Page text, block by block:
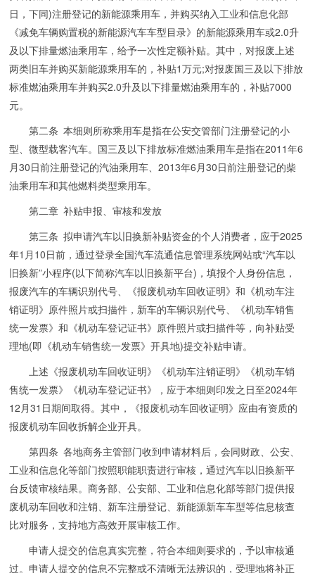
日，下同)注册登记的新能源乘用车，并购买纳入工业和信息化部
《减免车辆购置税的新能源汽车车型目录》的新能源乘用车或2.0升
及以下排量燃油乘用车，给予一次性定额补贴。其中，对报废上述
两类旧车并购买新能源乘用车的，补贴1万元;对报废国三及以下排放
标准燃油乘用车并购买2.0升及以下排量燃油乘用车的，补贴7000
元。
第二条 本细则所称乘用车是指在公安交管部门注册登记的小
型、微型载客汽车。国三及以下排放标准燃油乘用车是指在2011年6
月30日前注册登记的汽油乘用车、2013年6月30日前注册登记的柴
油乘用车和其他燃料类型乘用车。
第二章 补贴申报、审核和发放
第三条 拟申请汽车以旧换新补贴资金的个人消费者，应于2025
年1月10日前，通过登录全国汽车流通信息管理系统网站或“汽车以
旧换新”小程序(以下简称汽车以旧换新平台)，填报个人身份信息，
报废汽车的车辆识别代号、《报废机动车回收证明》和《机动车注
销证明》原件照片或扫描件，新车的车辆识别代号、《机动车销售
统一发票》和《机动车登记证书》原件照片或扫描件等，向补贴受
理地(即《机动车销售统一发票》开具地)提交补贴申请。
上述《报废机动车回收证明》《机动车注销证明》《机动车销
售统一发票》《机动车登记证书》，应于本细则印发之日至2024年
12月31日期间取得。其中，《报废机动车回收证明》应由有资质的
报废机动车回收拆解企业开具。
第四条 各地商务主管部门收到申请材料后，会同财政、公安、
工业和信息化等部门按照职能职责进行审核，通过汽车以旧换新平
台反馈审核结果。商务部、公安部、工业和信息化部等部门提供报
废机动车回收和注销、新车注册登记、新能源新车车型等信息核查
比对服务，支持地方高效开展审核工作。
申请人提交的信息真实完整，符合本细则要求的，予以审核通
过。申请人提交的信息不完整或不清晰无法辨识的，受理地将补正